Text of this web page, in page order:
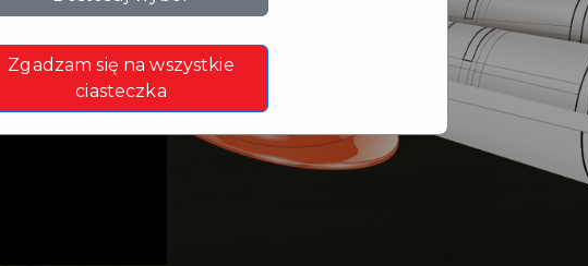
Zgadzam się na wszystkie
ciasteczka